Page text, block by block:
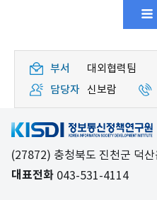
부서
대외협력팀
담당자 신보람
(27872) 충청북도 진천군 덕
대표전화 043-531-4114